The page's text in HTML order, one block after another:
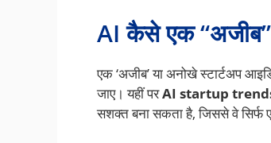
AI कैसे एक
एक ‘अजीब’ या अनोखे स्टार्टअप
जाए। यहीं परAI startup
सशक्त बना सकता है, जिससे वे